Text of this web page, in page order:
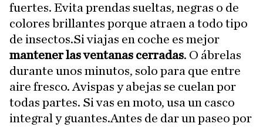
fuertes. Evita prendas sueltas, negras o de
colores brillantes porque atraen a todo tipo
de insectos.Si viajas en coche es mejor
mantener las ventanas cerradas. O ábrelas
durante unos minutos, solo para que entre
aire fresco. Avispas y abejas se cuelan por
todas partes. Si vas en moto, usa un casco
integral y guantes.Antes de dar un paseo por